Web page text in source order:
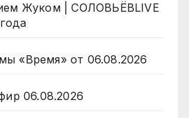
Жуком | СОЛОВЬЁВLIVE
«Время» от 06.08.2026
06.08.2026